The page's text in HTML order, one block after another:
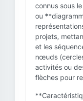
connus sous
ou
projets,
et les
nœuds
activités ou
flèches pour